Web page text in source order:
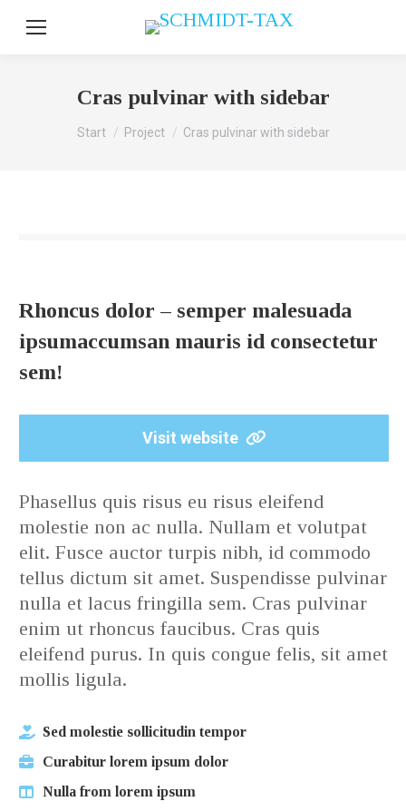
Cras pulvinar with sidebar
Sie befinden sich hier:
Start Project Cras pulvinar with sidebar
Rhoncus dolor – semper malesuada
ipsumaccumsan mauris id consectetur
sem!
Visit website
Phasellus quis risus eu risus eleifend
molestie non ac nulla. Nullam et volutpat
elit. Fusce auctor turpis nibh, id commodo
tellus dictum sit amet. Suspendisse pulvinar
nulla et lacus fringilla sem. Cras pulvinar
enim ut rhoncus faucibus. Cras quis
eleifend purus. In quis congue felis, sit amet
mollis ligula.
Sed molestie sollicitudin tempor
Curabitur lorem ipsum dolor
Nulla from lorem ipsum